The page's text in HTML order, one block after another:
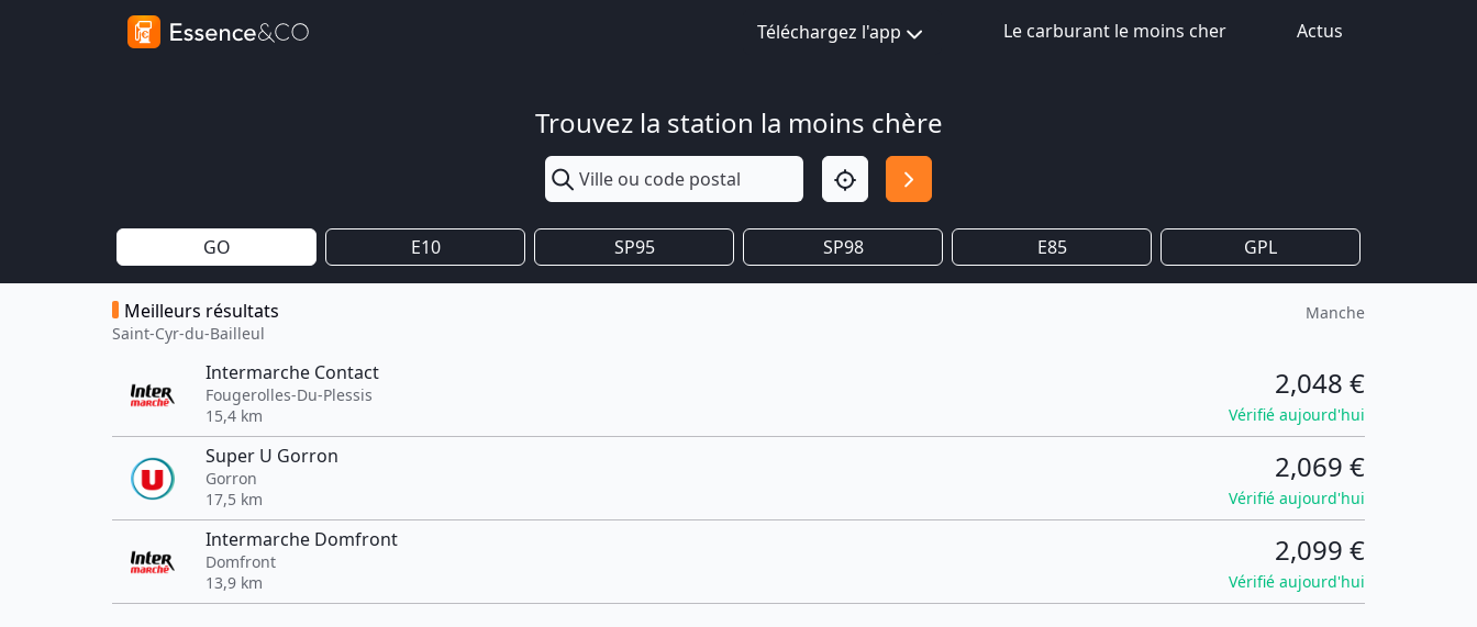
Téléchargez l'app Le carburant le moins cher Actus
Trouvez la station la moins chère
GO E10 SP95 SP98 E85 GPL
Meilleurs résultats
Saint-Cyr-du-Bailleul
Manche
Intermarche Contact
Fougerolles-Du-Plessis
15,4 km
2,048 €
Vérifié aujourd'hui
Super U Gorron
Gorron
17,5 km
2,069 €
Vérifié aujourd'hui
Intermarche Domfront
Domfront
13,9 km
2,099 €
Vérifié aujourd'hui